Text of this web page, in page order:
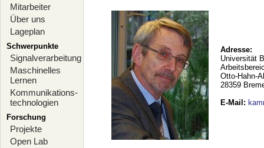
Mitarbeiter
Über uns
Lageplan
Schwerpunkte
Signalverarbeitung
Maschinelles
Lernen
Kommunikations-
technologien
Forschung
Projekte
Open Lab
Adresse:
Universität
Otto-Hahn-
28359
E-Mail :